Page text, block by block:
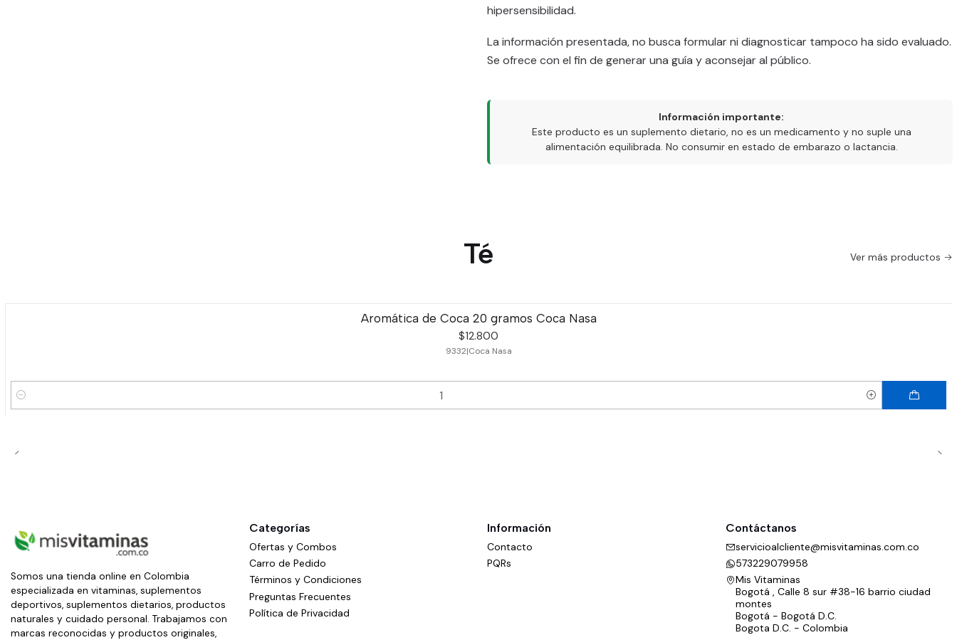
hipersensibilidad.
La información presentada, no busca formular ni diagnosticar tampoco ha sido evaluado.
Se ofrece con el fin de generar una guía y aconsejar al público.
Información importante:
Este producto es un suplemento dietario, no es un medicamento y no suple una
alimentación equilibrada. No consumir en estado de embarazo o lactancia.
Té Ver más productos
Aromática de Coca 20 gramos Coca Nasa
$12.800
9332|Coca Nasa
Cantidad
Somos una tienda online en Colombia
especializada en vitaminas, suplementos
deportivos, suplementos dietarios, productos
naturales y cuidado personal. Trabajamos con
marcas reconocidas y productos originales,
Categorías
Ofertas y Combos
Carro de Pedido
Términos y Condiciones
Preguntas Frecuentes
Política de Privacidad
Información
Contacto
PQRs
Contáctanos
servicioalcliente@misvitaminas.com.co
573229079958
Mis Vitaminas
Bogotá , Calle 8 sur #38-16 barrio ciudad
montes
Bogotá - Bogotá D.C.
Bogota D.C. - Colombia